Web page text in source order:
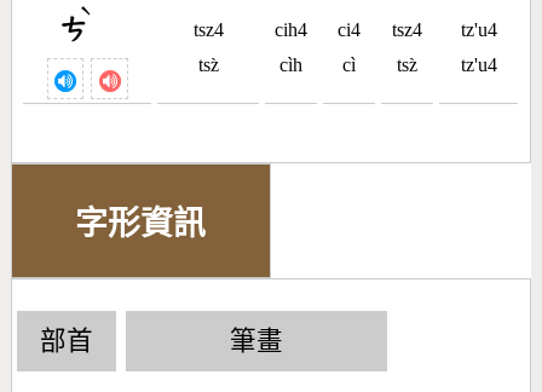
ㄘ
ˋ
tsz4
tsz̀
cih4
cìh
ci4
cì
tsz4
tsz̀
tz'u4
tz'u4
字形資訊
部首 筆畫